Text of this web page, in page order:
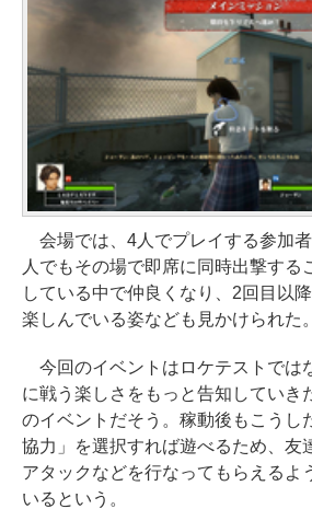
会場では、4人でプレイする参加
人でもその場で即席に同時出撃する
している中で仲良くなり、2回目以
楽しんでいる姿なども見かけられた。
今回のイベントはロケテストでは
に戦う楽しさをもっと告知していき
のイベントだそう。稼動後もこうし
協力」を選択すれば遊べるため、友
アタックなどを行なってもらえるよ
いるという。